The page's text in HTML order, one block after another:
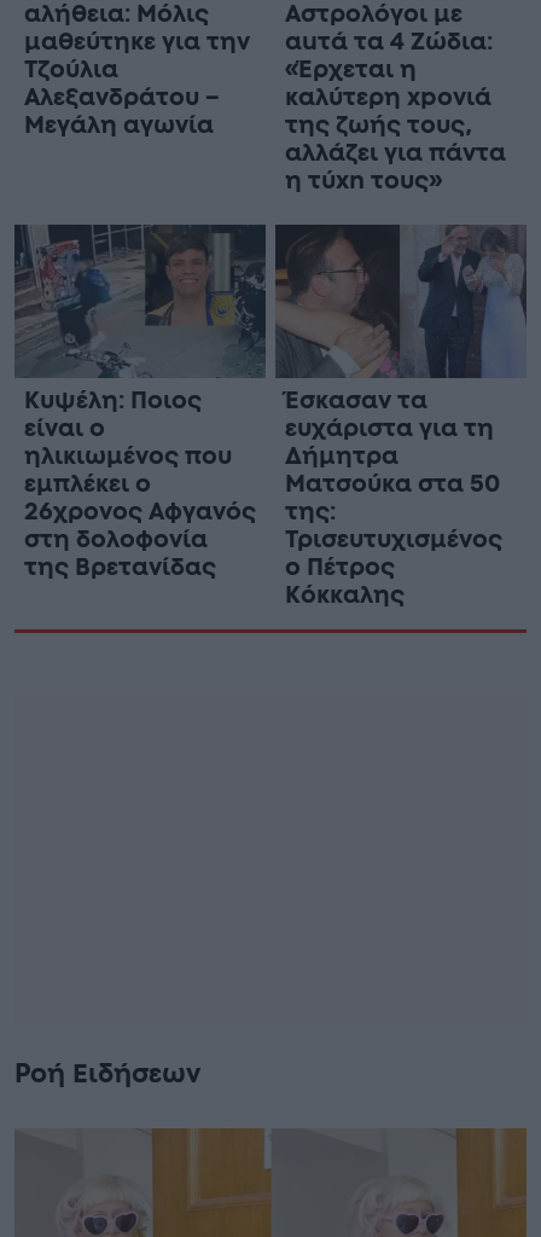
αλήθεια: Μόλις
μαθεύτηκε για την
Τζούλια
Αλεξανδράτου –
Μεγάλη αγωνία
Αστρολόγοι με
αuτά τα 4 Zώδια:
«Έρχεται η
καλύτερη xpoνιά
της ζωής τους,
αλλάζει για πάντα
η τύxn τους»
Κυψέλη: Ποιος
είναι ο
ηλικιωμένος που
εμπλέκει ο
26χρονος Αφγανός
στη δολοφονία
της Βρετανίδας
Έσκασαν τα
ευχάριστα για τη
Δήμητρα
Ματσούκα στα 50
της:
Τρισευτυχισμένος
ο Πέτρος
Κόκκαλης
Ροή Ειδήσεων